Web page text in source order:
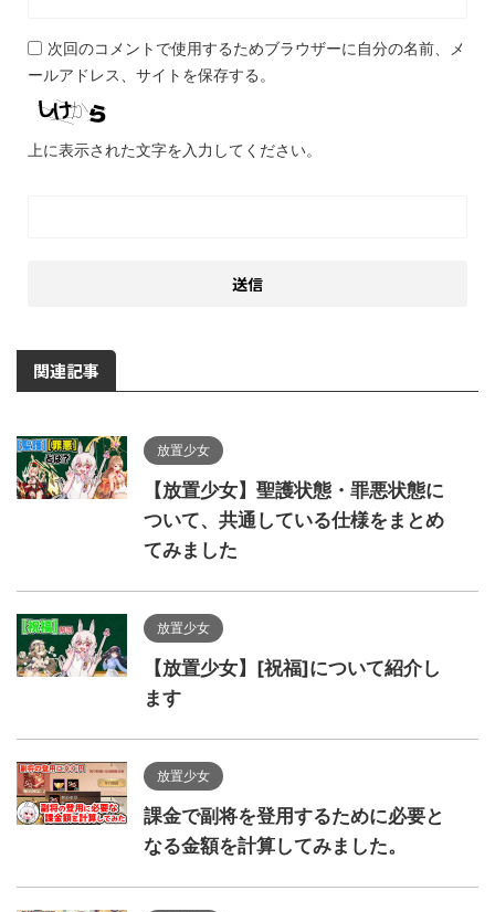
次回のコメントで使用するためブラウザーに自分の名前、メ
ールアドレス、サイトを保存する。
上に表示された文字を入力してください。
関連記事
放置少女
【放置少女】聖護状態・罪悪状態に
ついて、共通している仕様をまとめ
てみました
放置少女
【放置少女】[祝福]について紹介し
ます
放置少女
課金で副将を登用するために必要と
なる金額を計算してみました。